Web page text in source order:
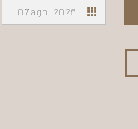
07 ago. 2026